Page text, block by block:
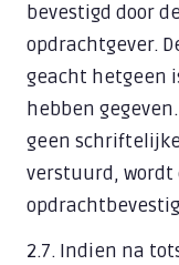
bevestigd door
opdrachtgever.
geacht hetgeen
hebben
geen
verstuurd,
2.7. Indien na